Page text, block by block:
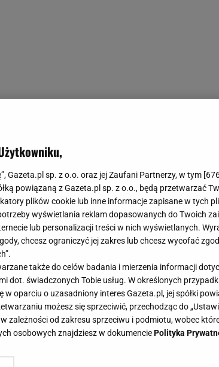
walczyć?
Gazeta.pl sp. z o.o. oraz jej Zaufani Partnerzy, w tym [
powiązaną z Gazeta.pl sp. z o.o., będą przetwarzać
plików cookie lub inne informacje zapisane w tych
wyświetlania reklam dopasowanych do Twoich
lub personalizacji treści w nich wyświetlanych.
chcesz ograniczyć jej zakres lub chcesz wycofać
także do celów badania i mierzenia informacji
dot. świadczonych Tobie usług. W określonych
oparciu o uzasadniony interes Gazeta.pl, jej spółki
możesz się sprzeciwić, przechodząc do
zależności od zakresu sprzeciwu i podmiotu, wobec
osobowych znajdziesz w dokumenciePolityka